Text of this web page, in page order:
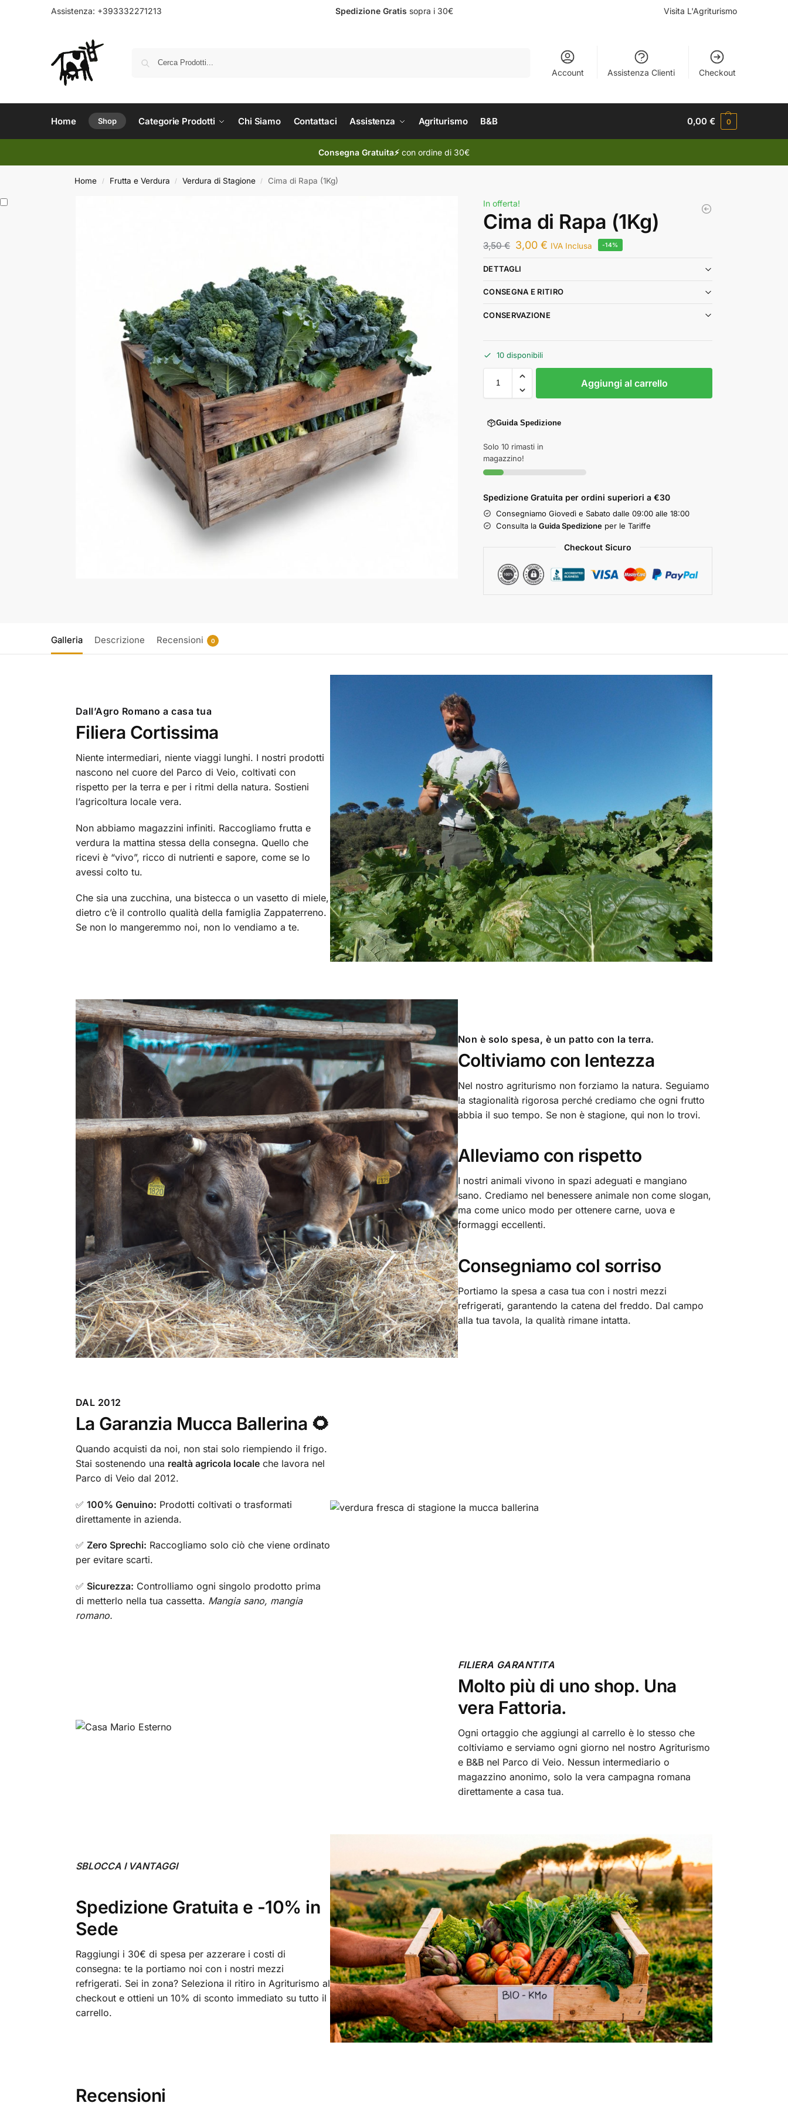
Assistenza: +393332271213 Spedizione Gratis sopra i 30€ Visita L'Agriturismo
Account Assistenza Clienti Checkout
Home Shop Categorie Prodotti Chi Siamo Contattaci Assistenza Agriturismo B&B 0,00€ 0
Consegna Gratuita⚡ con ordine di 30€
Home / Frutta e Verdura / Verdura di Stagione / Cima di Rapa (1Kg)
In offerta!
Cima di Rapa (1Kg)
3,50€ 3,00€ IVA Inclusa -14%
DETTAGLI
CONSEGNA E RITIRO
CONSERVAZIONE
10 disponibili
Aggiungi al carrello
Guida Spedizione
Solo 10 rimasti in
magazzino!
Spedizione Gratuita per ordini superiori a €30
Consegniamo Giovedì e Sabato dalle 09:00 alle 18:00
Consulta laGuida Spedizione per le Tariffe
Checkout Sicuro
Galleria Descrizione Recensioni 0
Dall’Agro Romano a casa tua
Filiera Cortissima
Niente intermediari, niente viaggi lunghi. I nostri prodotti
nascono nel cuore del Parco di Veio, coltivati con
rispetto per la terra e per i ritmi della natura. Sostieni
l’agricoltura locale vera.
Non abbiamo magazzini infiniti. Raccogliamo frutta e
verdura la mattina stessa della consegna. Quello che
ricevi è “vivo”, ricco di nutrienti e sapore, come se lo
avessi colto tu.
Che sia una zucchina, una bistecca o un vasetto di miele,
dietro c’è il controllo qualità della famiglia Zappaterreno.
Se non lo mangeremmo noi, non lo vendiamo a te.
Non è solo spesa, è un patto con la terra.
Coltiviamo con lentezza
Nel nostro agriturismo non forziamo la natura. Seguiamo
la stagionalità rigorosa perché crediamo che ogni frutto
abbia il suo tempo. Se non è stagione, qui non lo trovi.
Alleviamo con rispetto
I nostri animali vivono in spazi adeguati e mangiano
sano. Crediamo nel benessere animale non come slogan,
ma come unico modo per ottenere carne, uova e
formaggi eccellenti.
Consegniamo col sorriso
Portiamo la spesa a casa tua con i nostri mezzi
refrigerati, garantendo la catena del freddo. Dal campo
alla tua tavola, la qualità rimane intatta.
DAL 2012
La Garanzia Mucca Ballerina 🌻
Quando acquisti da noi, non stai solo riempiendo il frigo.
Stai sostenendo una realtà agricola localeche lavora nel
Parco di Veio dal 2012.
✅ 100% Genuino: Prodotti coltivati o trasformati
direttamente in azienda.
✅ Zero Sprechi: Raccogliamo solo ciò che viene ordinato
per evitare scarti.
✅ Sicurezza: Controlliamo ogni singolo prodotto prima
di metterlo nella tua cassetta. Mangia sano, mangia
romano.
FILIERA GARANTITA
Molto più di uno shop. Una
vera Fattoria.
Ogni ortaggio che aggiungi al carrello è lo stesso che
coltiviamo e serviamo ogni giorno nel nostro Agriturismo
e B&B nel Parco di Veio. Nessun intermediario o
magazzino anonimo, solo la vera campagna romana
direttamente a casa tua.
SBLOCCA I VANTAGGI
Spedizione Gratuita e -10% in
Sede
Raggiungi i 30€ di spesa per azzerare i costi di
consegna: te la portiamo noi con i nostri mezzi
refrigerati. Sei in zona? Seleziona il ritiro in Agriturismo al
checkout e ottieni un 10% di sconto immediato su tutto il
carrello.
Recensioni